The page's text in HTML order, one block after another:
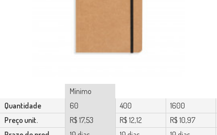
Mínimo
Quantidade
60 400
1600
Preço unit.
R$ 17,53 R$ 12,12
R$ 10,97